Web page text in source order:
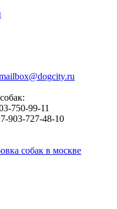
750-99-11
903-727-48-10
собак в москве